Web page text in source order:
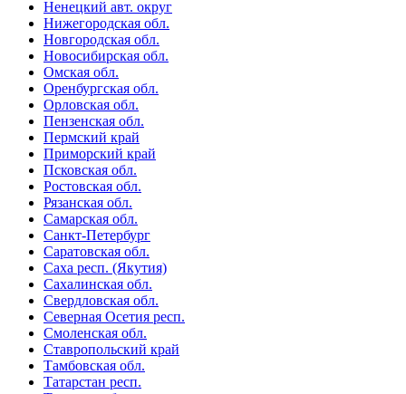
Ненецкий авт. округ
Нижегородская обл.
Новгородская обл.
Новосибирская обл.
Омская обл.
Оренбургская обл.
Орловская обл.
Пензенская обл.
Пермский край
Приморский край
Псковская обл.
Ростовская обл.
Рязанская обл.
Самарская обл.
Санкт-Петербург
Саратовская обл.
Саха респ. (Якутия)
Сахалинская обл.
Свердловская обл.
Северная Осетия респ.
Смоленская обл.
Ставропольский край
Тамбовская обл.
Татарстан респ.